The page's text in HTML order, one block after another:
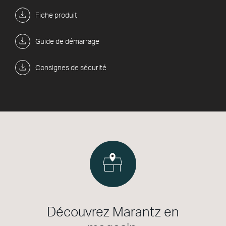
Fiche produit
Guide de démarrage
Consignes de sécurité
Découvrez Marantz en